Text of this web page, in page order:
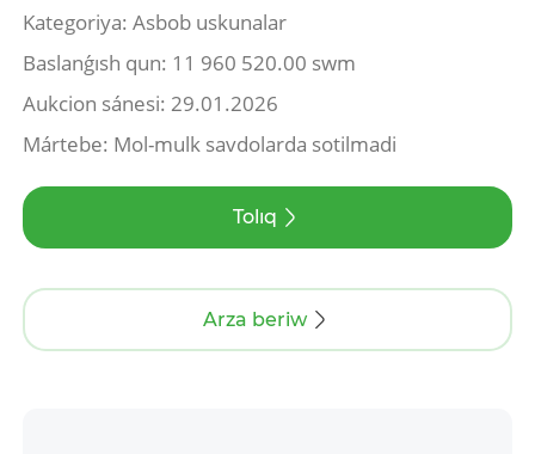
Kategoriya: Asbob uskunalar
Baslanǵısh qun: 11 960 520.00 swm
Aukcion sánesi: 29.01.2026
Mártebe: Mol-mulk savdolarda sotilmadi
Tolıq
Arza beriw